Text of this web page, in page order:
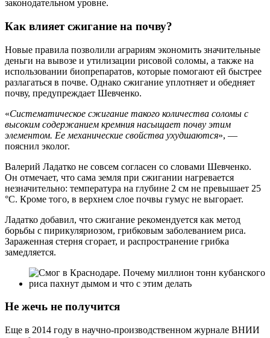
законодательном уровне.
Как влияет сжигание на почву?
Новые правила позволили аграриям экономить значительные
деньги на вывозе и утилизации рисовой соломы, а также на
использовании биопрепаратов, которые помогают ей быстрее
разлагаться в почве. Однако сжигание уплотняет и обедняет
почву, предупреждает Шевченко.
«Систематическое сжигание такого количества соломы с
высоким содержанием кремния насыщает почву этим
элементом. Ее механические свойства ухудшаются», —
пояснил эколог.
Валерий Ладатко не совсем согласен со словами Шевченко.
Он отмечает, что сама земля при сжигании нагревается
незначительно: температура на глубине 2 см не превышает 25
°С. Кроме того, в верхнем слое почвы гумус не выгорает.
Ладатко добавил, что сжигание рекомендуется как метод
борьбы с пирикуляриозом, грибковым заболеванием риса.
Зараженная стерня сгорает, и распространение грибка
замедляется.
Не жечь не получится
Еще в 2014 году в научно-производственном журнале ВНИИ